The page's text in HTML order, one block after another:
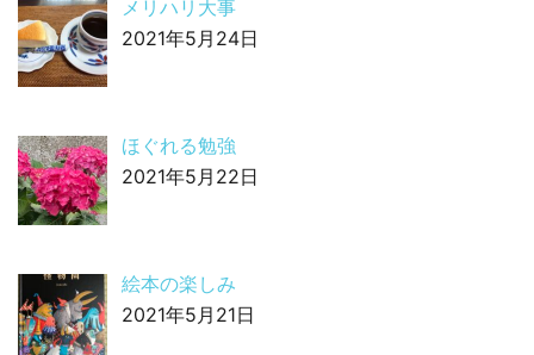
メリハリ大事
2021年5月24日
ほぐれる勉強
2021年5月22日
絵本の楽しみ
2021年5月21日